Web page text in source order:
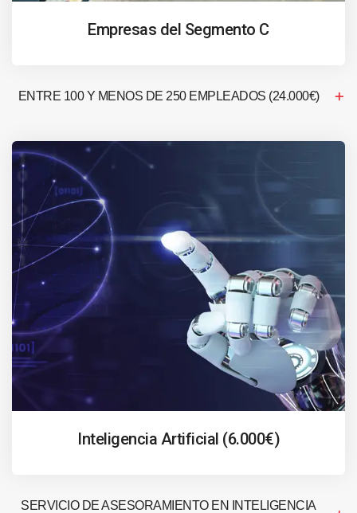
Empresas del Segmento C
ENTRE 100 Y MENOS DE 250 EMPLEADOS (24.000€)
Inteligencia Artificial (6.000€)
SERVICIO DE ASESORAMIENTO EN INTELIGENCIA